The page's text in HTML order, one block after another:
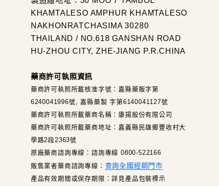
KHAMTALESO AMPHUR KHAMTALESO
NAKHONRATCHASIMA 30280
THAILAND / NO.618 GANSHAN ROAD
HU-ZHOU CITY, ZHE-JIANG P.R.CHINA
藥商許可執照資訊
藥商許可執照所載核准字號：嘉縣藥販字第
6240041996號, 嘉縣藥製 字第6140041127號
藥商許可執照所載藥商名稱：康揚股份有限公司
藥商許可執照所載藥商地址：嘉義縣民雄鄉豐收村大
學路2段2363號
原廠藥商諮詢專線：諮詢專線 0800-522166
販售業者藥商諮詢專線： 查詢全國經銷門市
產品有效期間或保存期限：詳見產品包裝標示